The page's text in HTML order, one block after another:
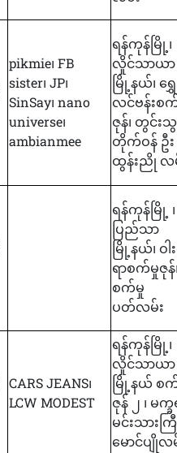
pikmie၊ FB
sister၊ JP၊
SinSay၊ nano
universe၊
ambianmee
ရန်ကုန်မြို့၊
လှိုင်သာယာ
မြို့နယ်၊ ရွှေ
လင်ဗန်းစ
ဇုန်၊ တွင်းသွ
တိုက်ဝန် ဦး
ထွန်းညို လ
ရန်ကုန်မြို့
ပြည်သာ
မြို့နယ်၊ ဝ
ရာစက်မှုဇုန်
စက်မှု
ပတ်လမ်း
CARS JEANS၊
LCW MODEST
ရန်ကုန်မြို့၊
လှိုင်သာယာ
မြို့နယ် စ
ဇုန် ၂ ၊ မက္ခ
မင်းသားကြီ
မောင်ပျိုလ